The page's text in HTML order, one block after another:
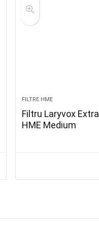
FILTRE HME
Filtru Laryvox Extra
HME Medium